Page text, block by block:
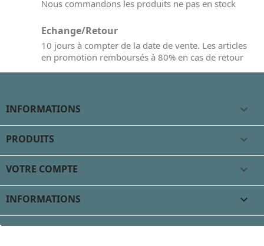
Nous commandons les produits ne pas en stock
Echange/Retour
10 jours à compter de la date de vente. Les articles
en promotion remboursés à 80% en cas de retour
INFORMATIONS 
PRODUITS 
VOTRE COMPTE 
INFORMATIONS keyboard_arrow_down